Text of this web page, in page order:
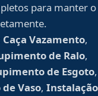
para manter o
Caça Vazamento,
de Ralo,
de Esgoto,
Vaso, Instalação